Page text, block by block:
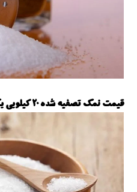
قیمت نمک تصفیه شده 20 کیلویی یگانه